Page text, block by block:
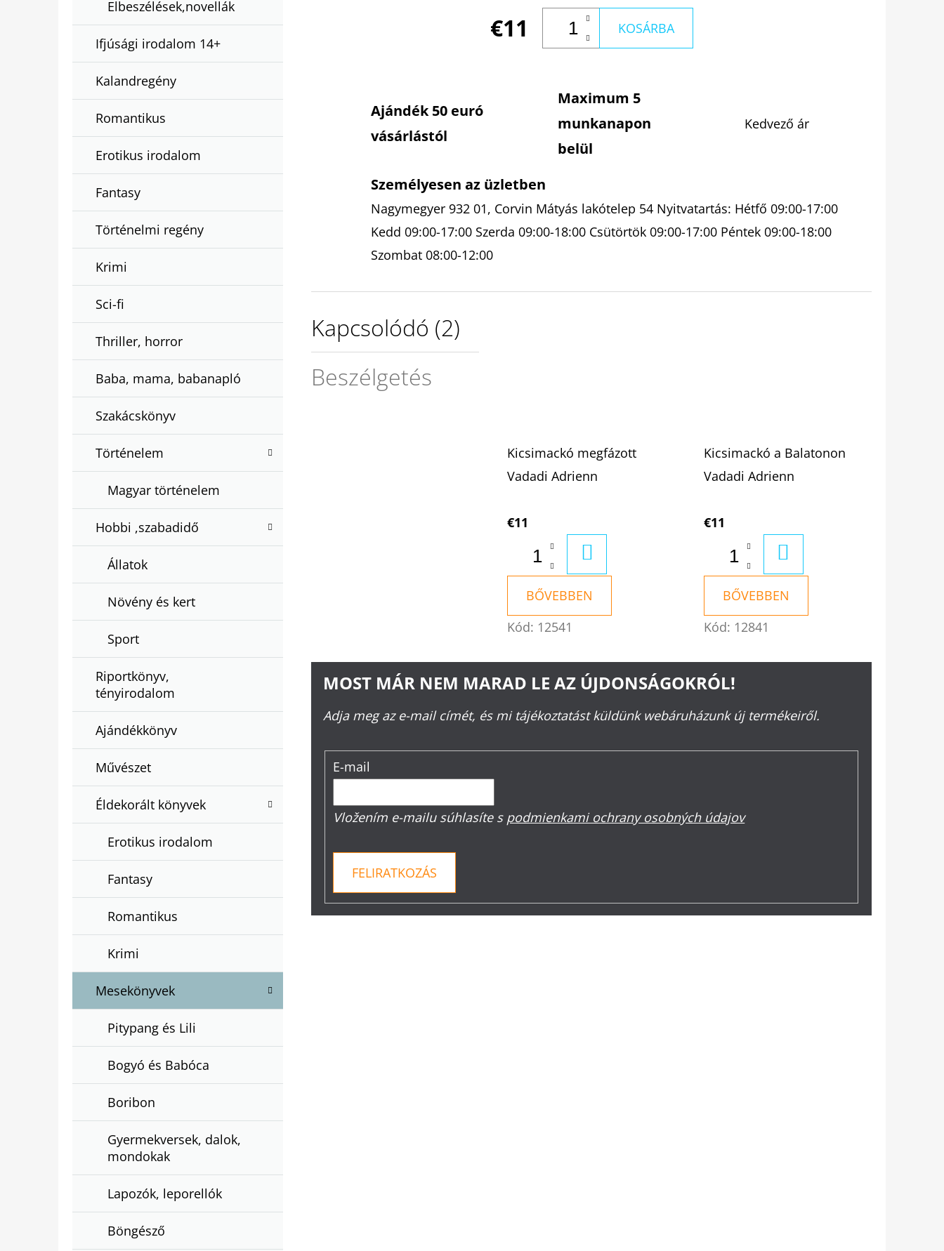
Elbeszélések,novellák
Ifjúsági irodalom 14+
Kalandregény
Romantikus
Erotikus irodalom
Fantasy
Történelmi regény
Krimi
Sci-fi
Thriller, horror
Baba, mama, babanapló
Szakácskönyv
Történelem
Magyar történelem
Hobbi ,szabadidő
Állatok
Növény és kert
Sport
Riportkönyv,
tényirodalom
Ajándékkönyv
Művészet
Éldekorált könyvek
Erotikus irodalom
Fantasy
Romantikus
Krimi
Mesekönyvek
Pitypang és Lili
Bogyó és Babóca
Boribon
Gyermekversek, dalok,
mondokak
Lapozók, leporellók
Böngésző
€11 KOSÁRBA
Ajándék 50 euró
vásárlástól
Maximum 5
munkanapon
belül
Kedvező ár
Személyesen az üzletben
Nagymegyer 932 01, Corvin Mátyás lakótelep 54 Nyitvatartás: Hétfő 09:00-17:00
Kedd 09:00-17:00 Szerda 09:00-18:00 Csütörtök 09:00-17:00 Péntek 09:00-18:00
Szombat 08:00-12:00
Kapcsolódó (2)
Beszélgetés
Kicsimackó megfázott
Vadadi Adrienn
€11
BŐVEBBEN
Kód: 12541
Kicsimackó a Balatonon
Vadadi Adrienn
€11
BŐVEBBEN
Kód: 12841
MOST MÁR NEM MARAD LE AZ ÚJDONSÁGOKRÓL!
Adja meg az e-mail címét, és mi tájékoztatást küldünk webáruházunk új termékeiről.
E-mail
Vložením e-mailu súhlasíte s podmienkami ochrany osobných údajov
FELIRATKOZÁS